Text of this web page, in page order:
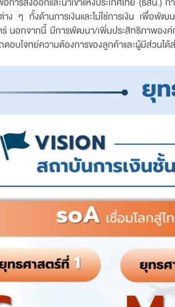
าง ๆ ทั้งด้านการเงินและไม่ใช่การเงิน เพื่อพั
นอกจากนี้ มีการพัฒนา/เพิ่มประสิทธิภาพองค์ก
ตอบโจทย์ความต้องการของลูกค้าและผู้มีส่วนไ